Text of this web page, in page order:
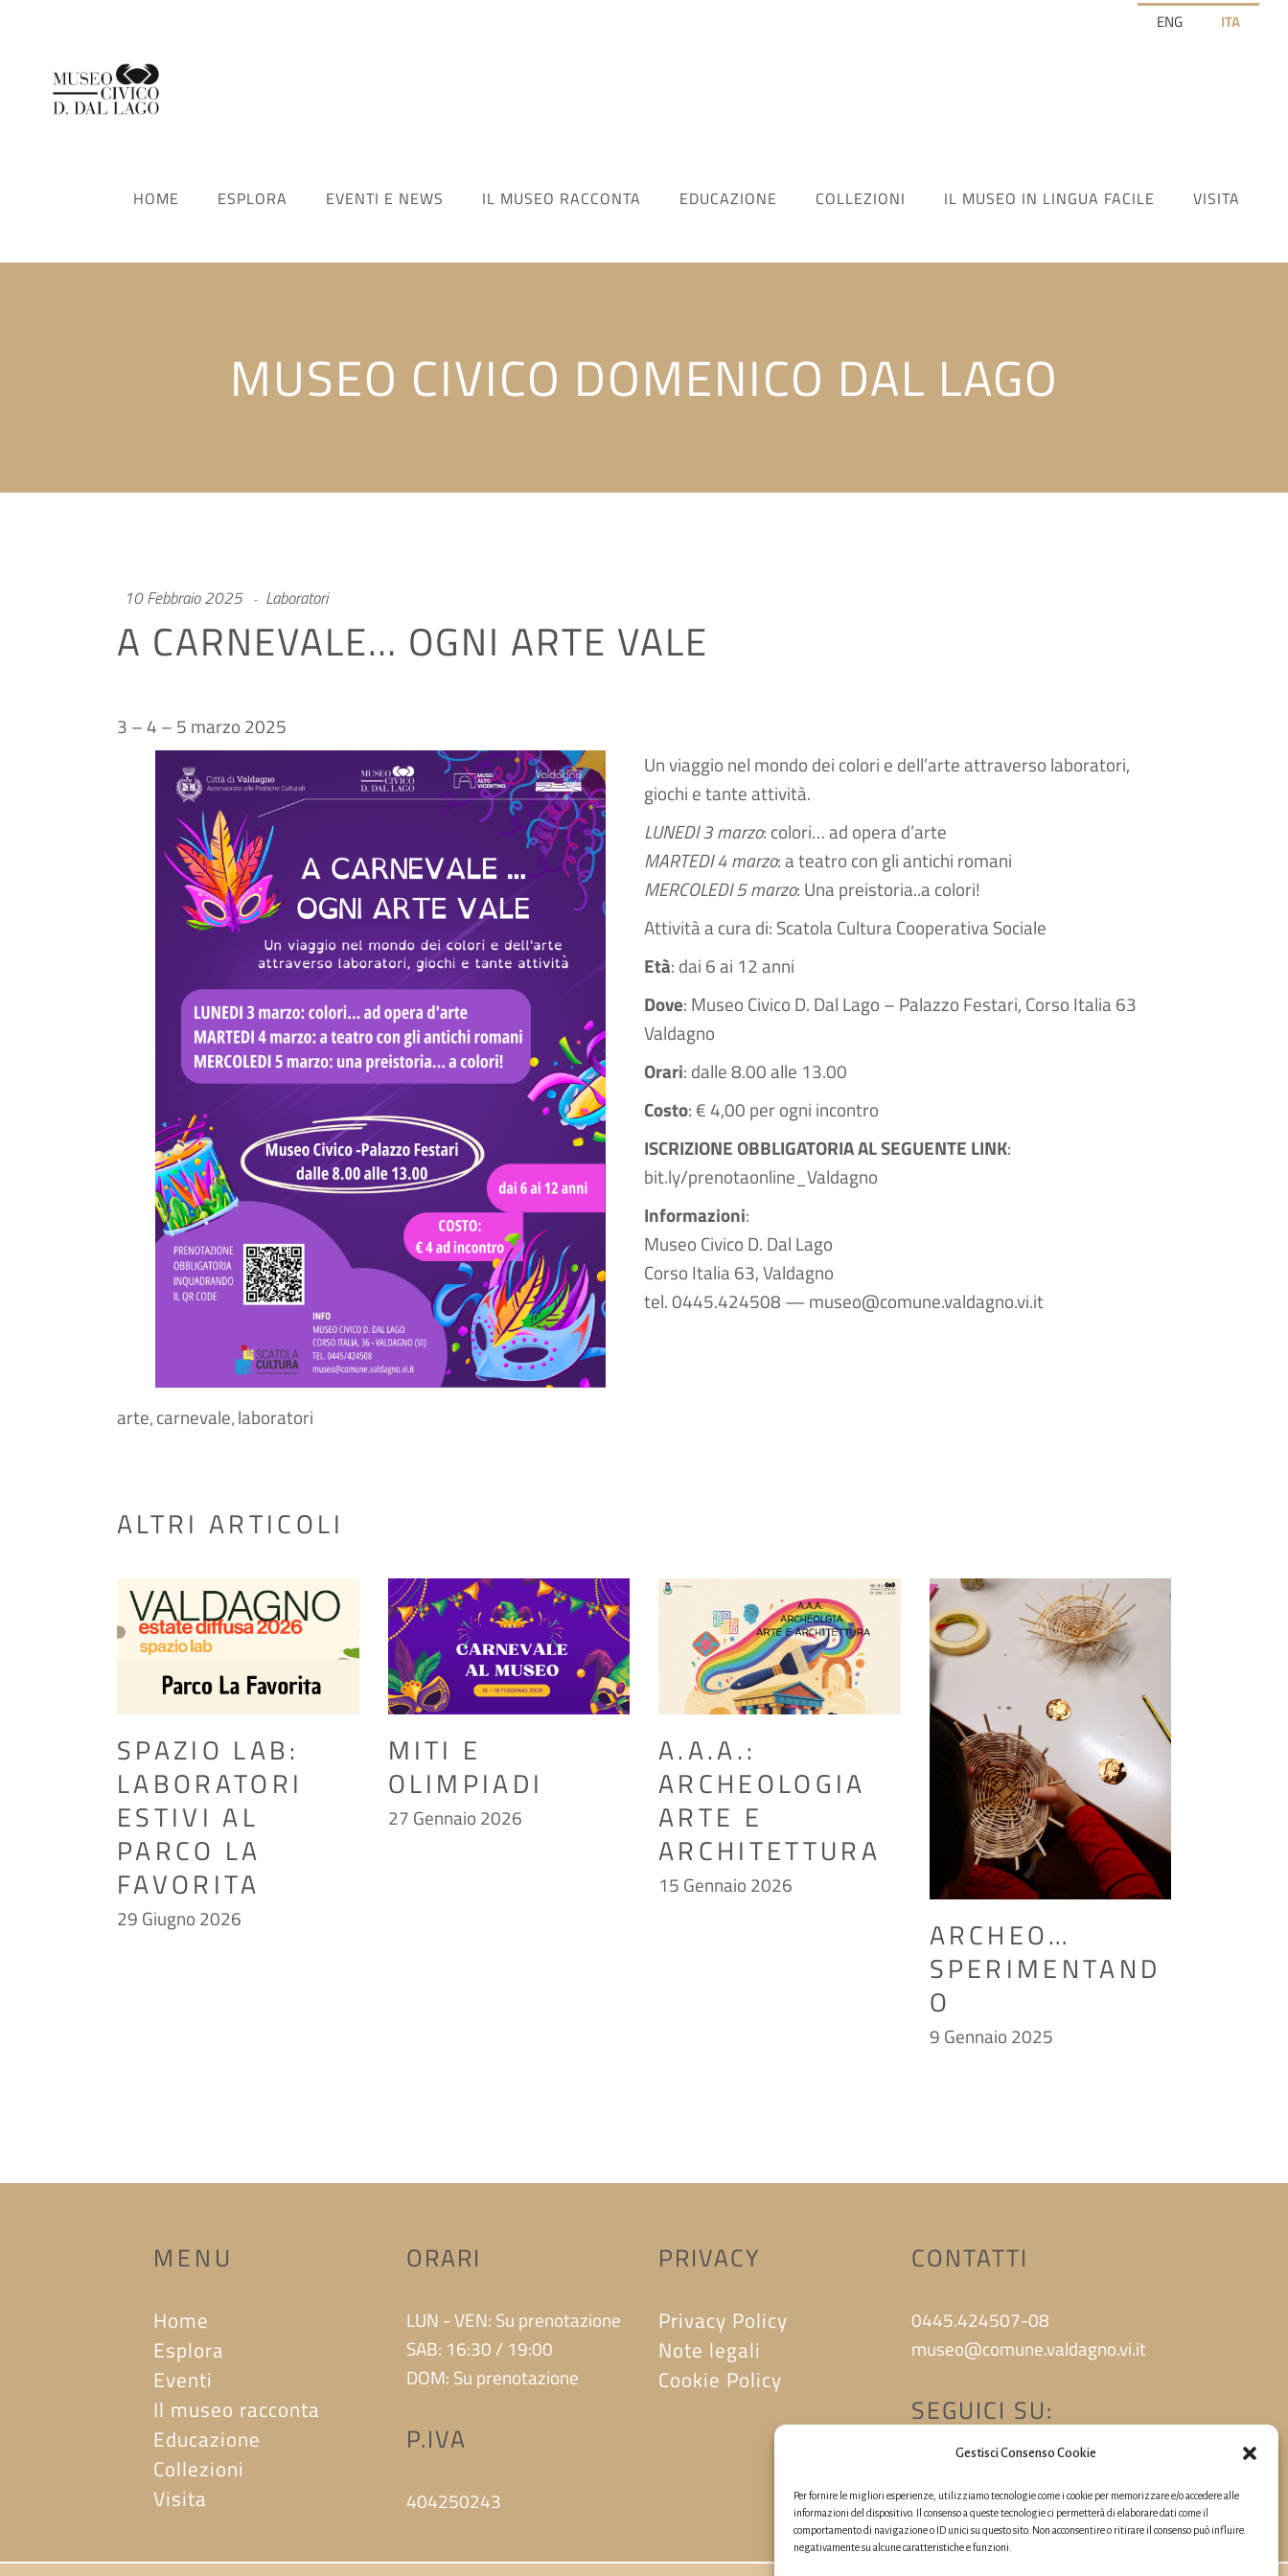
Gestisci Consenso Cookie
Per fornire le migliori esperienze, utilizziamo tecnologie come i cookie per memorizzare e/o accedere alle
informazioni del dispositivo. Il consenso a queste tecnologie ci permetterà di elaborare dati come il
comportamento di navigazione o ID unici su questo sito. Non acconsentire o ritirare il consenso può influire
negativamente su alcune caratteristiche e funzioni.
ENG ITA
HOME ESPLORA EVENTI E NEWS IL MUSEO RACCONTA EDUCAZIONE COLLEZIONI IL MUSEO IN LINGUA FACILE VISITA
MUSEO CIVICO DOMENICO DAL LAGO
10 Febbraio 2025 Laboratori
A CARNEVALE… OGNI ARTE VALE
3 – 4 – 5 marzo 2025
Un viaggio nel mondo dei colori e dell’arte attraverso laboratori,
giochi e tante attività.
LUNEDI 3 marzo: colori… ad opera d’arte
MARTEDI 4 marzo: a teatro con gli antichi romani
MERCOLEDI 5 marzo: Una preistoria..a colori!
Attività a cura di: Scatola Cultura Cooperativa Sociale
Età: dai 6 ai 12 anni
Dove: Museo Civico D. Dal Lago – Palazzo Festari, Corso Italia 63
Valdagno
Orari: dalle 8.00 alle 13.00
Costo: € 4,00 per ogni incontro
ISCRIZIONE OBBLIGATORIA AL SEGUENTE LINK:
bit.ly/prenotaonline_Valdagno
Informazioni:
Museo Civico D. Dal Lago
Corso Italia 63, Valdagno
tel. 0445.424508 — museo@comune.valdagno.vi.it
arte, carnevale, laboratori
ALTRI ARTICOLI
SPAZIO LAB:
LABORATORI
ESTIVI AL
PARCO LA
FAVORITA
29 Giugno 2026
MITI E
OLIMPIADI
27 Gennaio 2026
A.A.A.:
ARCHEOLOGIA
ARTE E
ARCHITETTURA
15 Gennaio 2026
ARCHEO…
SPERIMENTAND
O
9 Gennaio 2025
MENU
Home
Esplora
Eventi
Il museo racconta
Educazione
Collezioni
Visita
ORARI
LUN - VEN: Su prenotazione
SAB: 16:30 / 19:00
DOM: Su prenotazione
P.IVA
404250243
PRIVACY
Privacy Policy
Note legali
Cookie Policy
CONTATTI
0445.424507-08
museo@comune.valdagno.vi.it
SEGUICI SU: